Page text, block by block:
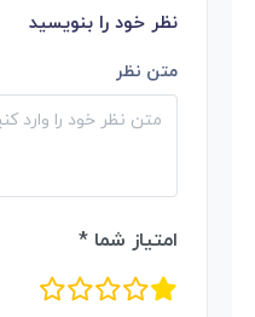
نظر خود را بنویسید
متن نظر
امتیاز شما *